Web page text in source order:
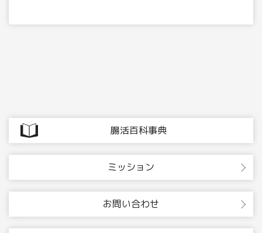
腸活百科事典
ミッション
お問い合わせ